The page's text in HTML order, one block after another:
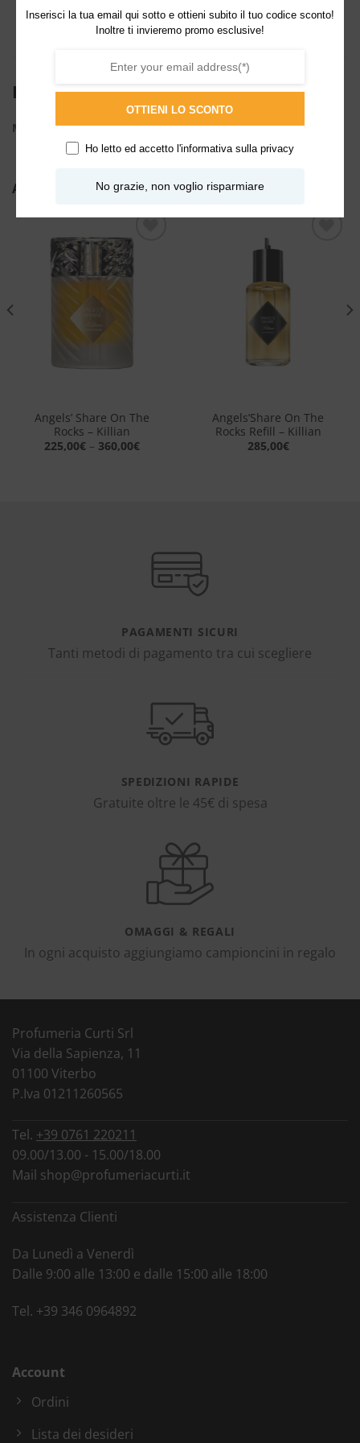
INFORMAZIONI AGGIUNTIVE
ML 50ml
ALTRI PRODOTTI DI KILIAN
Aggiungi
alla lista
Angels’ Share On The
Rocks – Killian
225,00€ – 360,00€
Angels’Share On The
Rocks Refill – Killian
285,00€
PAGAMENTI SICURI
Tanti metodi di pagamento tra cui scegliere
SPEDIZIONI RAPIDE
Gratuite oltre le 45€ di spesa
OMAGGI & REGALI
In ogni acquisto aggiungiamo campioncini in regalo
Profumeria Curti Srl
Via della Sapienza, 11
01100 Viterbo
P.Iva 01211260565
Tel. +39 0761 220211
09.00/13.00 - 15.00/18.00
Mail shop@profumeriacurti.it
Assistenza Clienti
Da Lunedì a Venerdì
Dalle 9:00 alle 13:00 e dalle 15:00 alle 18:00
Tel. +39 346 0964892
Account
Ordini
Lista dei desideri
Inserisci la tua email qui sotto e ottieni subito il tuo codice sconto!
Inoltre ti invieremo promo esclusive!
OTTIENI LO SCONTO
Ho letto ed accetto l'informativa sulla privacy
No grazie, non voglio risparmiare